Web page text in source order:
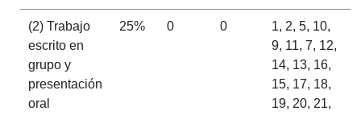
(2) Trabajo
escrito en
grupo y
presentación
oral
25% 0 0
1, 2, 5, 10,
9, 11, 7, 12,
14, 13, 16,
15, 17, 18,
19, 20, 21,